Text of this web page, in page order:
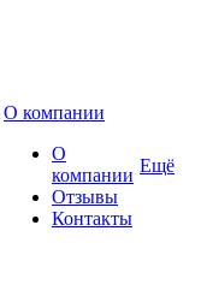
О компании
О
компании
Отзывы
Контакты
Ещё